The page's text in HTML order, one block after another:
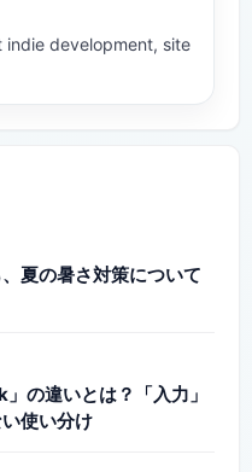
indie development, site
夏の暑さ対策について
の違いとは？「入力」
使い分け